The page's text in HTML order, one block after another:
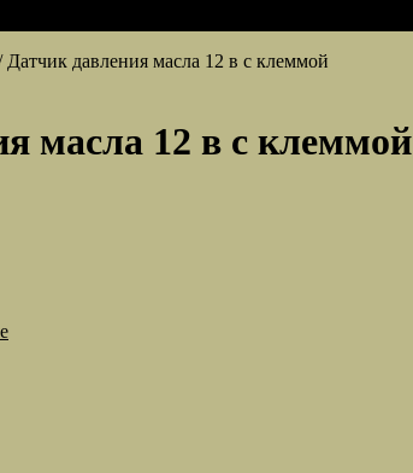
Датчик давления масла 12 в с клеммой
масла 12 в с клеммой